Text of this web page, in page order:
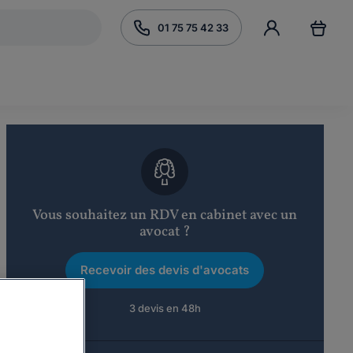
01 75 75 42 33
Vous souhaitez un RDV en cabinet avec un
avocat ?
Recevoir des devis d'avocats
3 devis en 48h